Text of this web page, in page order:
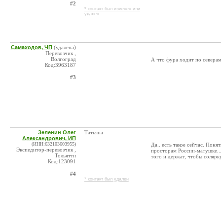
#2
* контакт был изменен или
удален
Самаходов, ЧП (удалена)
Перевозчик ,
Волгоград
Код:3963187
#3
А что фура ходит по
Зеленин Олег
Александрович, ИП
(ИНН:632103603955)
Экспедитор-перевозчик ,
Тольятти
Код:123091
#4
Татьяна
* контакт был удален
Да.. есть такое сейчас.
просторам России-
того и держат, чтобы